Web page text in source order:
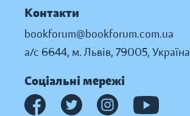
Контакти
bookforum@bookforum.com.ua
а/с 6644, м. Львів, 79005, Україна
Соціальні мережі